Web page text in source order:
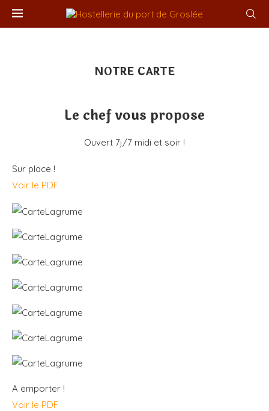
NOTRE CARTE
Le chef vous propose
Ouvert 7j/7 midi et soir !
Sur place !
Voir le PDF
A emporter !
Voir le PDF